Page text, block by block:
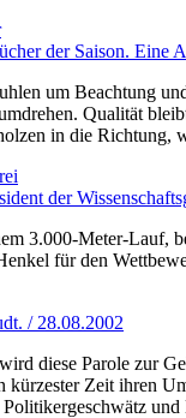
der Saison. Eine
um Beachtung
Qualität
in die Richtung,
der
3.000-Meter-Lauf,
für den
/ 28.08.2002
diese Parole zur
Zeit ihren
und